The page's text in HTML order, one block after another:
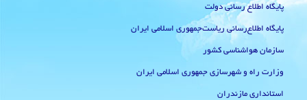
پایگاه اطلاع رسانی دولت
پایگاه اطلاع‌رسانی ریاست‌جمهوری اسلامی ایران
سازمان هواشناسی کشور
وزارت راه و شهرسازی جمهوری اسلامی ایران
استانداری مازندران